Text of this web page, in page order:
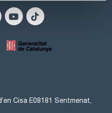
Cisa E08181 Sentmenat,